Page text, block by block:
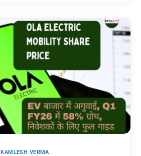
KAMLESH VERMA